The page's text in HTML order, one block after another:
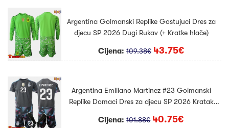
Argentina Golmanski Replike Gostujuci Dres za
djecu SP 2026 Dugi Rukav (+ Kratke hlače)
Cijena:109.38€ 43.75€
Argentina Emiliano Martinez #23 Golmanski
Replike Domaci Dres za djecu SP 2026 Kratak
Cijena:101.88€ 40.75€